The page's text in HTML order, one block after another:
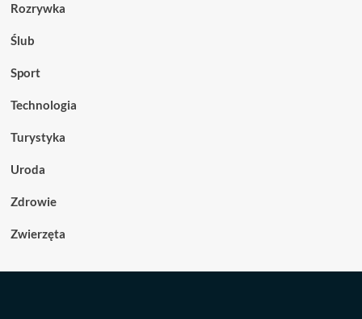
Rozrywka
Ślub
Sport
Technologia
Turystyka
Uroda
Zdrowie
Zwierzęta